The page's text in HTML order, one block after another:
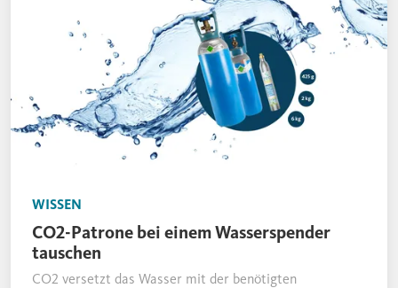
WISSEN
CO2-Patrone bei einem Wasserspender
tauschen
CO2 versetzt das Wasser mit der benötigten